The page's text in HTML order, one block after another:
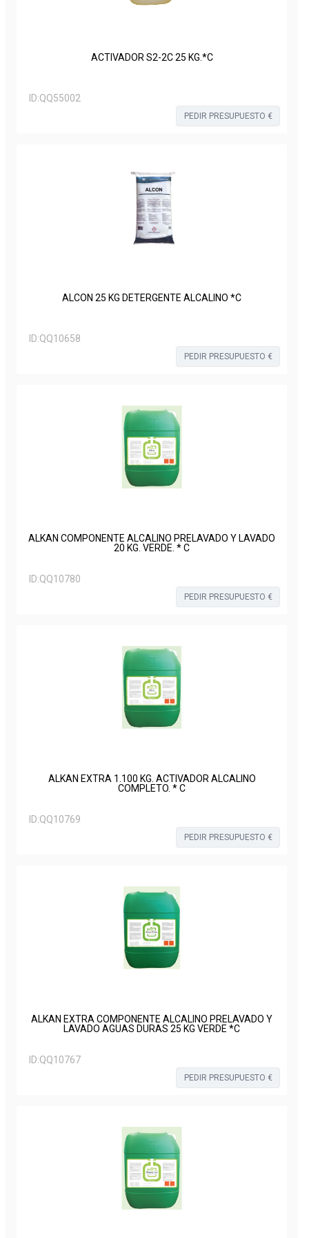
ACTIVADOR S2-2C 25 KG.*C
ID:QQ55002
PEDIR PRESUPUESTO €
ALCON 25 KG DETERGENTE ALCALINO *C
ID:QQ10658
PEDIR PRESUPUESTO €
ALKAN COMPONENTE ALCALINO PRELAVADO Y LAVADO
20 KG. VERDE. * C
ID:QQ10780
PEDIR PRESUPUESTO €
ALKAN EXTRA 1.100 KG. ACTIVADOR ALCALINO
COMPLETO. * C
ID:QQ10769
PEDIR PRESUPUESTO €
ALKAN EXTRA COMPONENTE ALCALINO PRELAVADO Y
LAVADO AGUAS DURAS 25 KG VERDE *C
ID:QQ10767
PEDIR PRESUPUESTO €